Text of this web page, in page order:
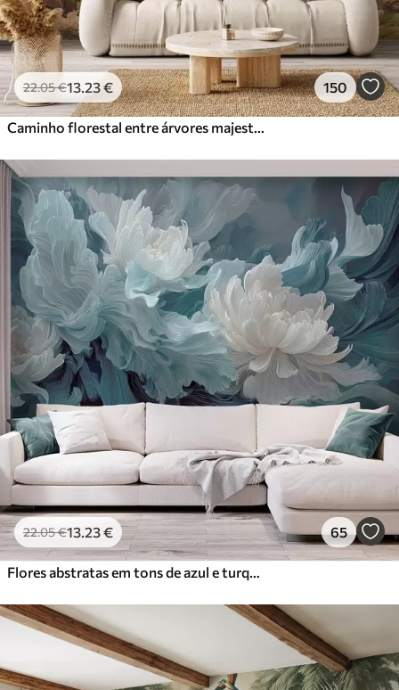
22.05€13 .23€ 150
22.05€13 .23€ 65